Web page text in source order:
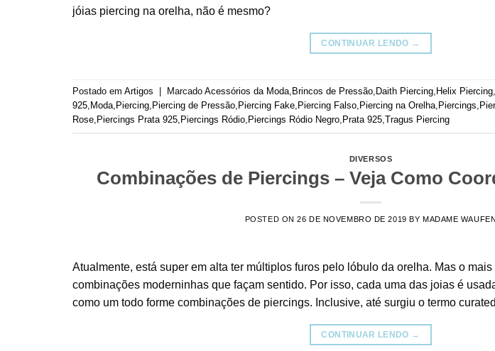
jóias piercing na orelha, não é mesmo?
CONTINUAR LENDO →
Postado em Artigos Marcado Acessórios da Moda, Brincos de Pressão, Daith Piercing, Helix Piercing,
925, Moda, Piercing, Piercing de Pressão, Piercing Fake, Piercing Falso, Piercing na Orelha, Piercings,
Rose, Piercings Prata 925, Piercings Ródio, Piercings Ródio Negro, Prata 925,Tragus Piercing
DIVERSOS
Combinações de Piercings – Veja Como
POSTED ON26 DE NOVEMBRO DE 2019 BY MADAME WAUFEN
Atualmente, está super em alta ter múltiplos furos pelo lóbulo da orelha. Mas o
combinações moderninhas que façam sentido. Por isso, cada uma das joias é
como um todo forme combinações de piercings. Inclusive, até surgiu o termo
CONTINUAR LENDO →